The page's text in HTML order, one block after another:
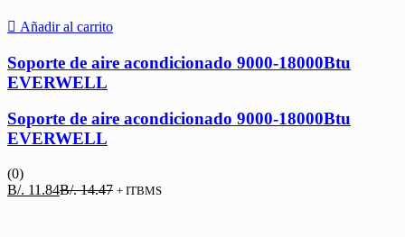
Añadir al carrito
Soporte de aire acondicionado 9000-18000Btu
EVERWELL
Soporte de aire acondicionado 9000-18000Btu
EVERWELL
(0)
B/. 11.84El
B/.14.47 El
+ ITBMS